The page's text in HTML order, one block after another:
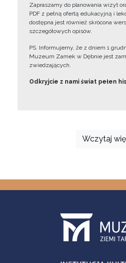
Zapraszamy do planowania wizyt
PDF z pełną ofertą edukacyjną i
dostępna jest również skrócona
szczegółowych opisów.
PS. Informujemy, że z dniem 1
Muzeum Zamek w Dębnie jest
zwiedzających.
Odkryjcie z nami świat pełen
Wczytaj